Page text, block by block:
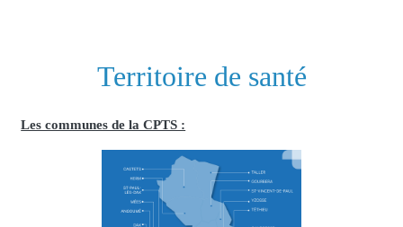
Territoire de santé
Les communes de la CPTS :